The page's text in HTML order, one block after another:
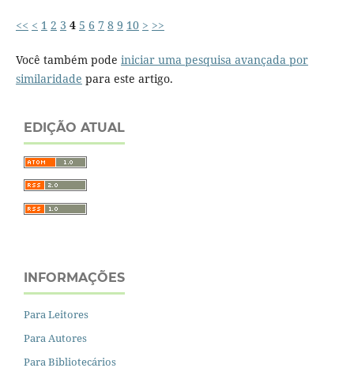
<< < 1 2 3 4 5 6 7 8 9 10 > >>
Você também pode iniciar uma pesquisa avançada por
similaridade para este artigo.
EDIÇÃO ATUAL
INFORMAÇÕES
Para Leitores
Para Autores
Para Bibliotecários